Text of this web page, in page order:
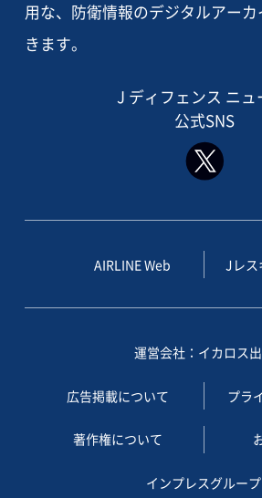
用な、防衛情報のデジタルアー
きます。
J ディフェンス ニュ
公式SNS
AIRLINE Web Jレス
運営会社：イカロス
広告掲載について プラ
著作権について
インプレスグループ